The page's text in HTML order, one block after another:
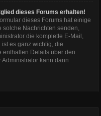
dieses Forums erhalten!
dieses Forums hat einige
solche Nachrichten senden,
die komplette E-Mail,
es ganz wichtig, die
enthalten Details über den
Administrator kann dann